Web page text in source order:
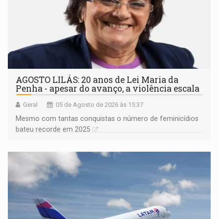
AGOSTO LILÁS: 20 anos de Lei Maria da
Penha - apesar do avanço, a violência escala
Geral 05 de Agosto de 2026 às 15:37
Mesmo com tantas conquistas o número de feminicídios
bateu recorde em 2025